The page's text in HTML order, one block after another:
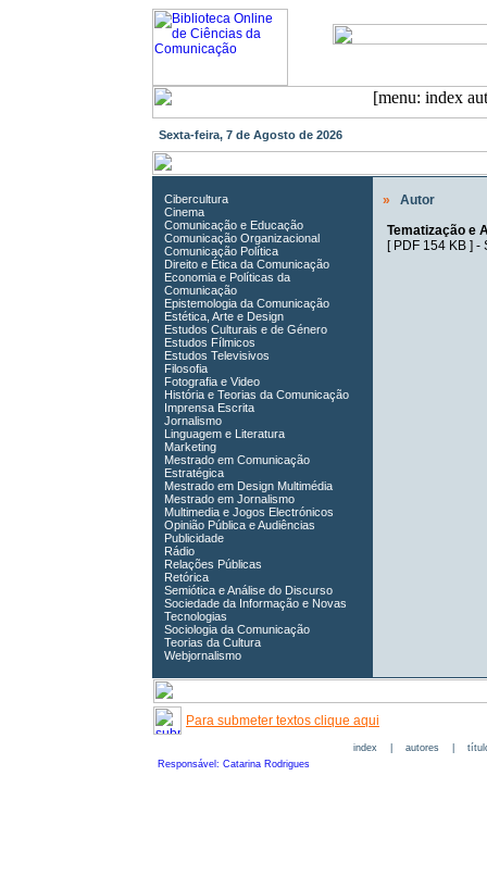
Sexta-feira, 7 de Agosto de 2026
Cibercultura
Cinema
Comunicação e Educação
Comunicação Organizacional
Comunicação Política
Direito e Ética da Comunicação
Economia e Políticas da
Comunicação
Epistemologia da Comunicação
Estética, Arte e Design
Estudos Culturais e de Género
Estudos Fílmicos
Estudos Televisivos
Filosofia
Fotografia e Video
História e Teorias da Comunicação
Imprensa Escrita
Jornalismo
Linguagem e Literatura
Marketing
Mestrado em Comunicação
Estratégica
Mestrado em Design Multimédia
Mestrado em Jornalismo
Multimedia e Jogos Electrónicos
Opinião Pública e Audiências
Publicidade
Rádio
Relações Públicas
Retórica
Semiótica e Análise do Discurso
Sociedade da Informação e Novas
Tecnologias
Sociologia da Comunicação
Teorias da Cultura
Webjornalismo
»
Autor
Tematização e
[ PDF 154 KB] -
Para submeter textos clique aqui
index| autores|